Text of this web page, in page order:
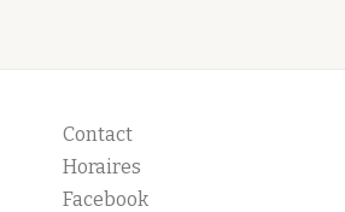
Contact
Horaires
Facebook